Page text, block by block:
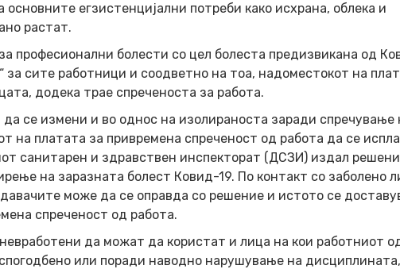
егзистенцијални потреби како исхрана, облека и
растат.
професионални болести со цел болеста предизвикана од
за сите работници и соодветно на тоа, надоместокот на
додека трае спреченоста за работа.
се измени и во однос на изолираноста заради спречување
на платата за привремена спреченост од работа да се
санитарен и здравствен инспекторат (ДСЗИ) издал
на заразната болест Ковид-19. По контакт со заболено
може да се оправда со решение и истото се
спреченост од работа.
да можат да користат и лица на кои работниот
или поради наводно нарушување на